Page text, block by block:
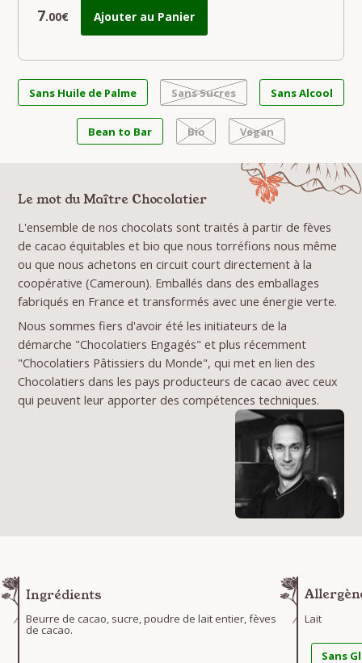
7.00€ Ajouter au Panier
Sans Huile de Palme Sans Sucres Sans Alcool
Bean to Bar Bio Vegan
Le mot du Maître Chocolatier
L'ensemble de nos chocolats sont traités à partir de fèves
de cacao équitables et bio que nous torréfions nous même
ou que nous achetons en circuit court directement à la
coopérative (Cameroun). Emballés dans des emballages
fabriqués en France et transformés avec une énergie verte.
Nous sommes fiers d'avoir été les initiateurs de la
démarche "Chocolatiers Engagés" et plus récemment
"Chocolatiers Pâtissiers du Monde", qui met en lien des
Chocolatiers dans les pays producteurs de cacao avec ceux
qui peuvent leur apporter des compétences techniques.
Ingrédients
Beurre de cacao, sucre, poudre de lait entier, fèves
de cacao.
Lait
Sans